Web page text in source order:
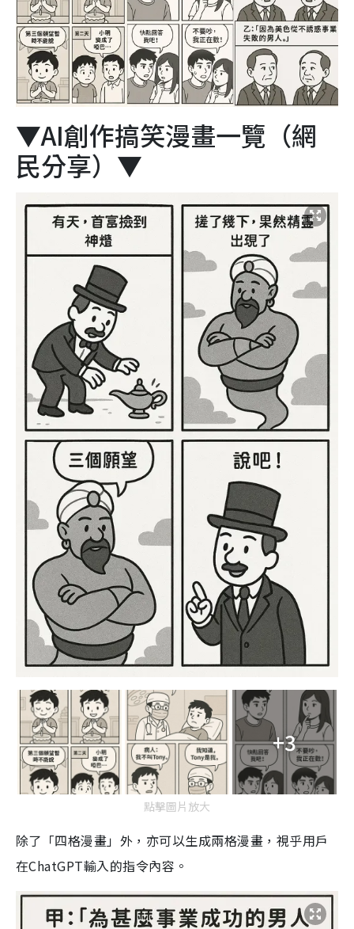
▼AI創作搞笑漫畫一覽（網
民分享）▼
+3
點擊圖片放大
除了「四格漫畫」外，亦可以生成兩格漫畫，視乎用戶
在ChatGPT輸入的指令內容。